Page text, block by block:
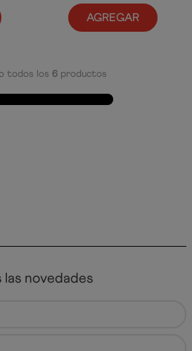
AGREGAR
todos los 6 productos
novedades